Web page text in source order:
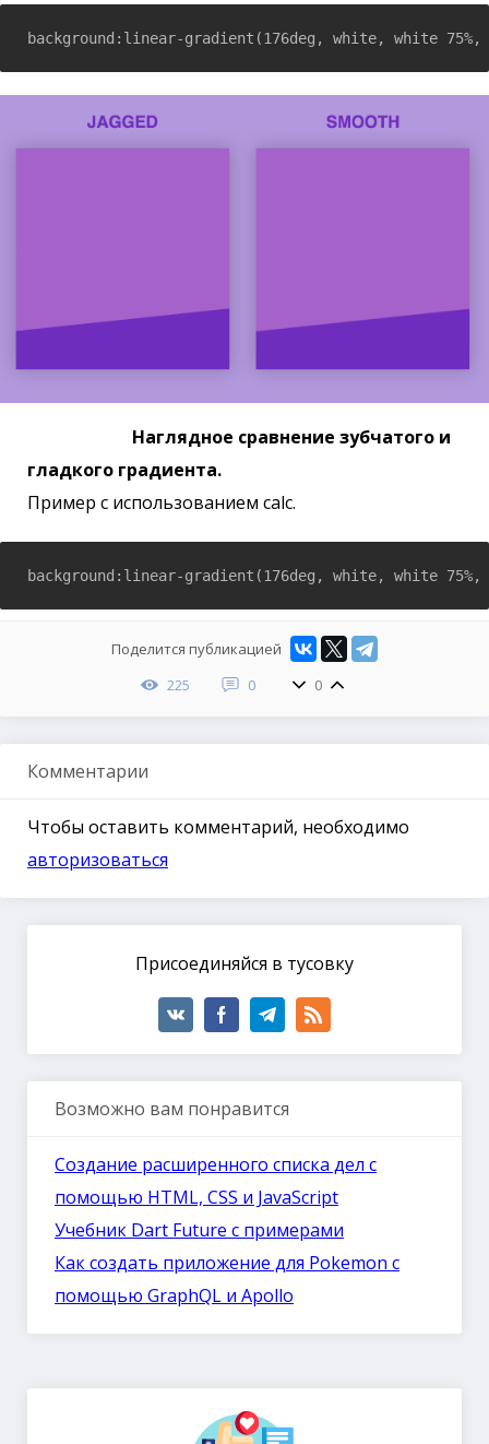
background:linear-gradient(176deg, white, white 75%,
Наглядное сравнение зубчатого и
гладкого градиента.
Пример с использованием calc.
background:linear-gradient(176deg, white, white
Поделится публикацией
225
0 0
Комментарии
Чтобы оставить комментарий, необходимо
авторизоваться
Присоединяйся в тусовку
Возможно вам понравится
Создание расширенного списка дел с
помощью HTML, CSS и JavaScript
Учебник Dart Future с примерами
Как создать приложение для Pokemon с
помощью GraphQL и Apollo